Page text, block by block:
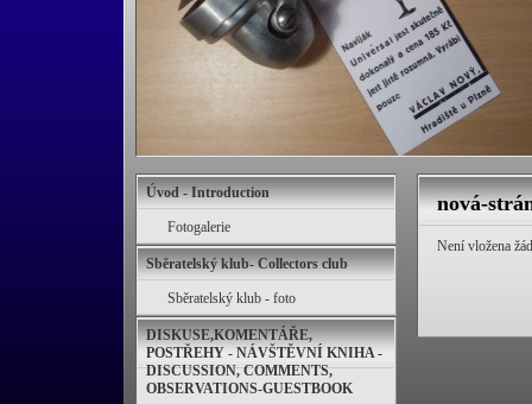
nová-
Není vložena
Úvod - Introduction
Fotogalerie
Sběratelský klub- Collectors club
Sběratelský klub - foto
DISKUSE,KOMENTÁŘE,
POSTŘEHY - NÁVŠTĚVNÍ KNIHA -
DISCUSSION, COMMENTS,
OBSERVATIONS-GUESTBOOK